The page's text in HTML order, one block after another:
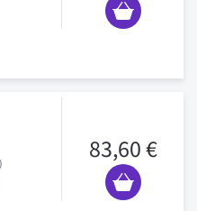
83,60 €